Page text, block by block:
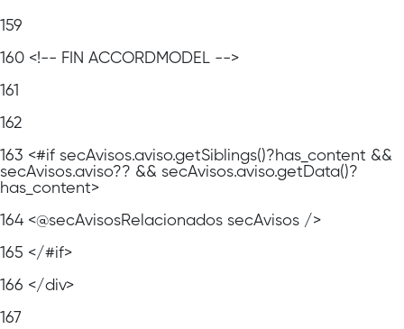
159
160 <!-- FIN ACCORDMODEL -->
161
162
163 <#if secAvisos.aviso.getSiblings()?has_content &&
secAvisos.aviso?? && secAvisos.aviso.getData()?
has_content>
164 <@secAvisosRelacionados secAvisos />
165 </#if>
166 </div>
167